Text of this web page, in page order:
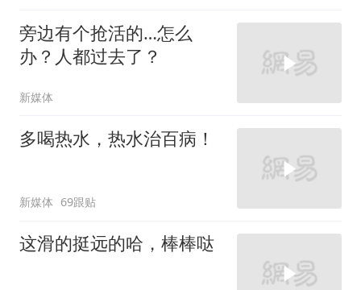
旁边有个抢活的…怎么
办？人都过去了？
新媒体
多喝热水，热水治百病！
新媒体 69跟贴
这滑的挺远的哈，棒棒哒